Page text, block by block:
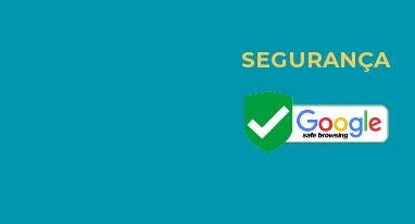
SEGURANÇA